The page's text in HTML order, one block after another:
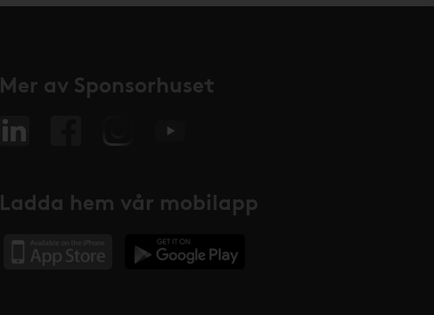
Mer av Sponsorhuset
Ladda hem vår mobilapp